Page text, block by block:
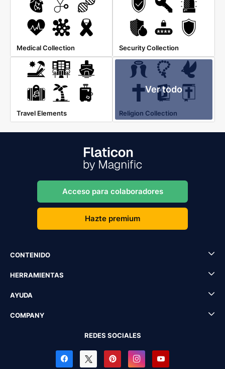
Medical Collection Security Collection
Travel Elements
Ver todo
Religion Collection
Acceso para colaboradores
Hazte premium
CONTENIDO
HERRAMIENTAS
AYUDA
COMPANY
REDES SOCIALES